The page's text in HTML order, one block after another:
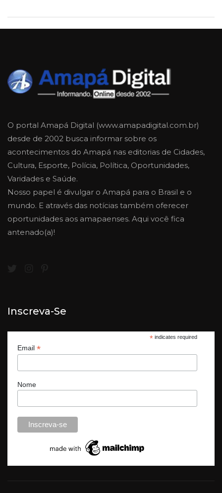
O portal Amapá Digital (www.amapadigital.com.br)
desde de 2002 busca informar sobre os
acontecimentos do Amapá nas editorias de Cidades,
Cultura, Esporte, Polícia, Política, Oportunidades,
Varidades e Saúde.
Nosso papel é divulgar o Amapá para o Brasil e o
mundo. E através das notícias também oferecer
oportunidades aos amapaenses. Aqui você fica
antenado(a)!
Inscreva-Se
*indicates required
Email *
Nome